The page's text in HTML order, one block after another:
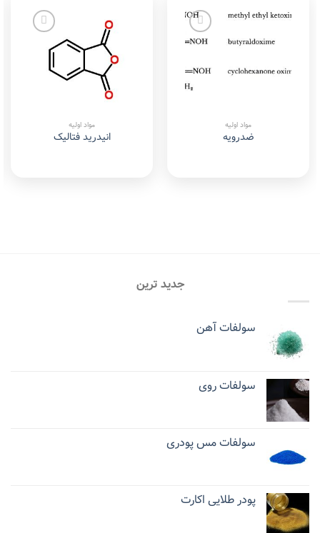
Add to
مواد اولیه
ضدرویه
wishlist
مواد اولیه
انیدرید فتالیک
جدید ترین
سولفات آهن
سولفات روی
سولفات مس پودری
پودر طلایی اکارت